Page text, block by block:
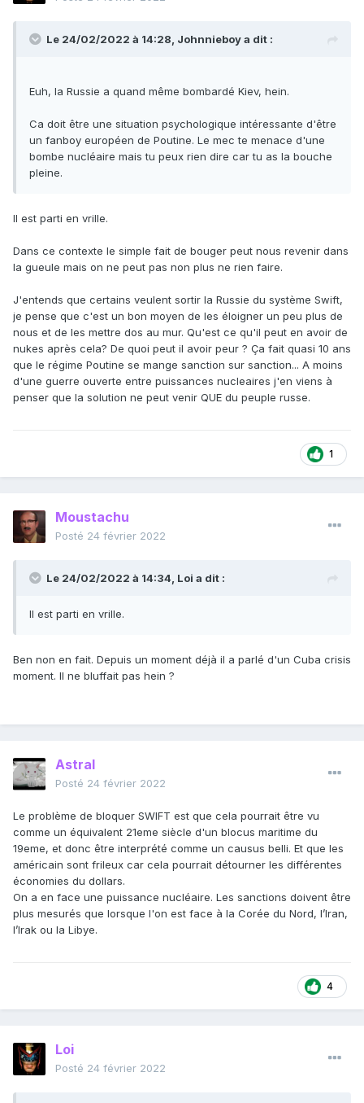
Le 24/02/2022 à 14:28, Johnnieboya dit :
Euh, la Russie a quand même bombardé Kiev, hein.
Ca doit être une situation psychologique intéressante d'être
un fanboy européen de Poutine. Le mec te menace d'une
bombe nucléaire mais tu peux rien dire car tu as la bouche
pleine.
Il est parti en vrille.
Dans ce contexte le simple fait de bouger peut nous revenir dans
la gueule mais on ne peut pas non plus ne rien faire.
J'entends que certains veulent sortir la Russie du système Swift,
je pense que c'est un bon moyen de les éloigner un peu plus de
nous et de les mettre dos au mur. Qu'est ce qu'il peut en avoir de
nukes après cela? De quoi peut il avoir peur ? Ça fait quasi 10 ans
que le régime Poutine se mange sanction sur sanction... A moins
d'une guerre ouverte entre puissances nucleaires j'en viens à
penser que la solution ne peut venir QUE du peuple russe.
1
Moustachu
Posté 24 février 2022
Le 24/02/2022 à 14:34, Loi a dit :
Il est parti en vrille.
Ben non en fait. Depuis un moment déjà il a parlé d'un Cuba crisis
moment. Il ne bluffait pas hein ?
Astral
Posté 24 février 2022
Le problème de bloquer SWIFT est que cela pourrait être vu
comme un équivalent 21eme siècle d'un blocus maritime du
19eme, et donc être interprété comme un causus belli. Et que les
américain sont frileux car cela pourrait détourner les différentes
économies du dollars.
On a en face une puissance nucléaire. Les sanctions doivent être
plus mesurés que lorsque l'on est face à la Corée du Nord, l’Iran,
l’Irak ou la Libye.
4
Loi
Posté 24 février 2022